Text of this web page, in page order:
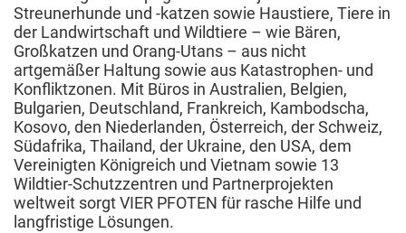
Streunerhunde und -katzen sowie Haustiere, Tiere in
der Landwirtschaft und Wildtiere – wie Bären,
Großkatzen und Orang-Utans – aus nicht
artgemäßer Haltung sowie aus Katastrophen- und
Konfliktzonen. Mit Büros in Australien, Belgien,
Bulgarien, Deutschland, Frankreich, Kambodscha,
Kosovo, den Niederlanden, Österreich, der Schweiz,
Südafrika, Thailand, der Ukraine, den USA, dem
Vereinigten Königreich und Vietnam sowie 13
Wildtier-Schutzzentren und Partnerprojekten
weltweit sorgt VIER PFOTEN für rasche Hilfe und
langfristige Lösungen.